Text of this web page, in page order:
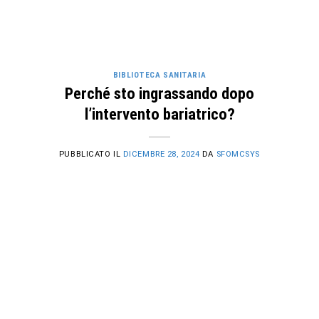
BIBLIOTECA SANITARIA
Perché sto ingrassando dopo
l’intervento bariatrico?
PUBBLICATO IL DICEMBRE 28, 2024 DA SFOMCSYS